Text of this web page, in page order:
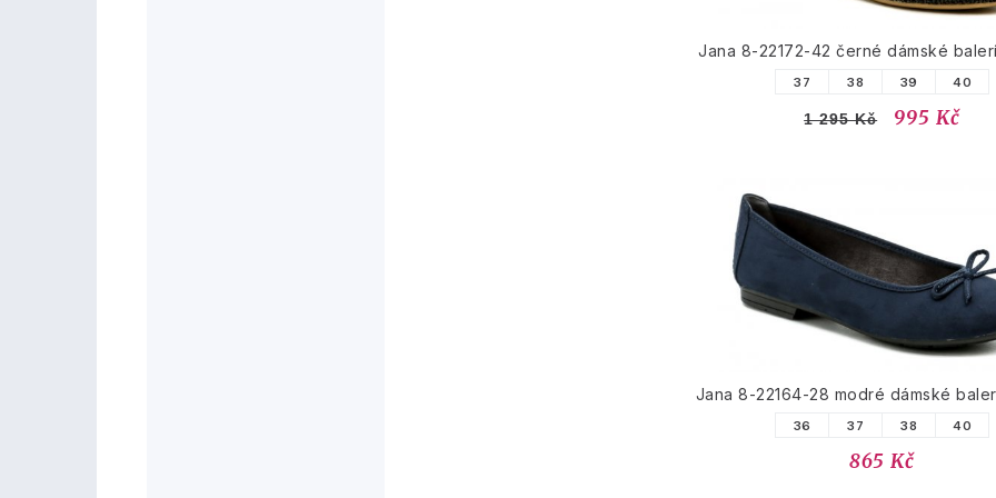
Jana 8-22172-42 černé dámské
37 38 39 40
1 295 Kč 995 Kč
Jana 8-22164-28 modré dámské
36 37 38 40
865 Kč